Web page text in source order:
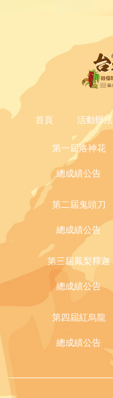
首頁 活動辦法
第一屆洛神花
總成績公告
第二屆鬼頭刀
總成績公告
第三屆鳳梨釋迦
總成績公告
第四屆紅烏龍
總成績公告